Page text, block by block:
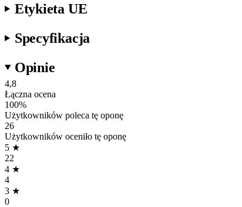
Etykieta UE
Specyfikacja
Opinie
4,8
Łączna ocena
100%
Użytkowników poleca tę oponę
26
Użytkowników oceniło tę oponę
5 ★
22
4 ★
4
3 ★
0